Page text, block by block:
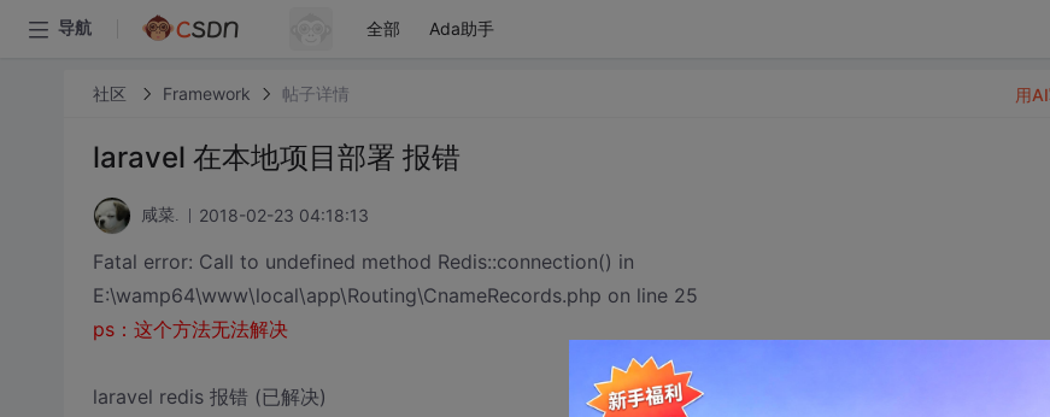
导航 全部 Ada助手
社区 Framework 帖子详情
laravel 在本地项目部署 报错
咸菜. 2018-02-23 04:18:13
Fatal error: Call to undefined method Redis::connection() in
E:\wamp64\www\local\app\Routing\CnameRecords.php on line 25
ps：这个方法无法解决
laravel redis 报错 (已解决)
用